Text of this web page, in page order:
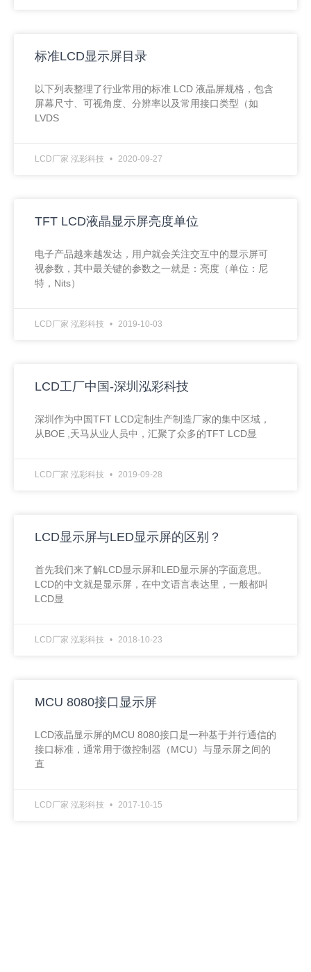
标准LCD显示屏目录
以下列表整理了行业常用的标准 LCD 液晶屏规格，包含
屏幕尺寸、可视角度、分辨率以及常用接口类型（如
LVDS
LCD厂家 泓彩科技 2020-09-27
TFT LCD液晶显示屏亮度单位
电子产品越来越发达，用户就会关注交互中的显示屏可
视参数，其中最关键的参数之一就是：亮度（单位：尼
特，Nits）
LCD厂家 泓彩科技 2019-10-03
LCD工厂中国-深圳泓彩科技
深圳作为中国TFT LCD定制生产制造厂家的集中区域，
从BOE ,天马从业人员中，汇聚了众多的TFT LCD显
LCD厂家 泓彩科技 2019-09-28
LCD显示屏与LED显示屏的区别？
首先我们来了解LCD显示屏和LED显示屏的字面意思。
LCD的中文就是显示屏，在中文语言表达里，一般都叫
LCD显
LCD厂家 泓彩科技 2018-10-23
MCU 8080接口显示屏
LCD液晶显示屏的MCU 8080接口是一种基于并行通信的
接口标准，通常用于微控制器（MCU）与显示屏之间的
直
LCD厂家 泓彩科技 2017-10-15